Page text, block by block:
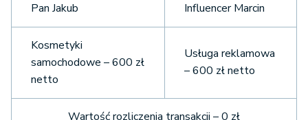
Pan Jakub Influencer Marcin
Kosmetyki
samochodowe – 600 zł
netto
Usługa reklamowa
– 600 zł netto
Wartość rozliczenia transakcji – 0 zł